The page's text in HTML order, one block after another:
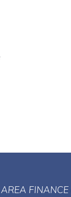
FINANCE